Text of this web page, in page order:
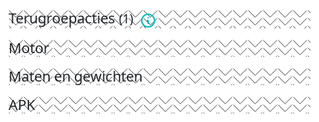
Terugroepacties(1)
Motor
Maten en gewichten
APK